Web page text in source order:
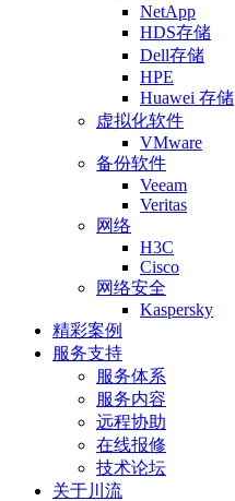
NetApp
HDS存储
Dell存储
HPE
Huawei 存储
虚拟化软件
VMware
备份软件
Veeam
Veritas
网络
H3C
Cisco
网络安全
Kaspersky
精彩案例
服务支持
服务体系
服务内容
远程协助
在线报修
技术论坛
关于川流